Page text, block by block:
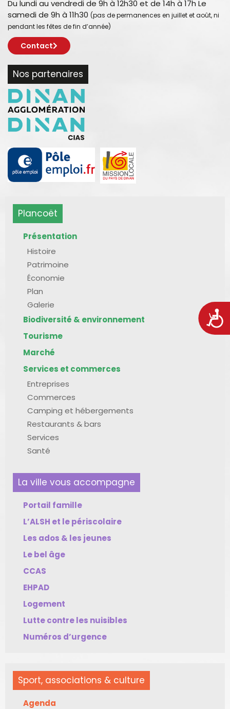
Du lundi au vendredi de 9h à 12h30 et de 14h à 17h Le
samedi de 9h à 11h30 (pas de permanences en juillet et août, ni
pendant les fêtes de fin d’année)
Contact
Nos partenaires
Plancoët
Présentation
Histoire
Patrimoine
Économie
Plan
Galerie
Biodiversité & environnement
Tourisme
Marché
Services et commerces
Entreprises
Commerces
Camping et hébergements
Restaurants & bars
Services
Santé
La ville vous accompagne
Portail famille
L’ALSH et le périscolaire
Les ados & les jeunes
Le bel âge
CCAS
EHPAD
Logement
Lutte contre les nuisibles
Numéros d’urgence
Sport, associations & culture
Agenda